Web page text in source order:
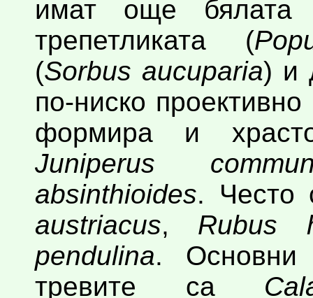
имат още бялата
трепетликата (
(Sorbus aucuparia) и
по-ниско
формира и
Juniperus
absinthioides. Често
austriacus, Rubus
pendulina. Основни
тревите са